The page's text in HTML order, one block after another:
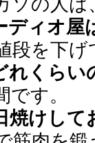
の人は
ディオ屋
を下げ
れくら
す。
焼けし